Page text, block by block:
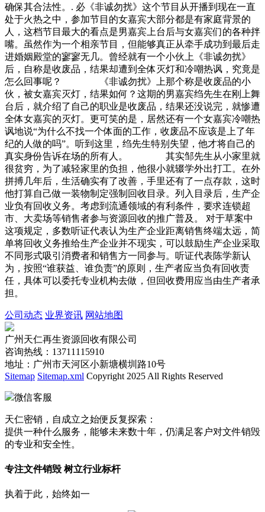
确保其合法性。. 必《非诚勿扰》这个节目从开播到现在一直
处于火热之中，参加节目的女嘉宾大部分都是有家庭背景的
人，这档节目最大的看点是男嘉宾上台后与女嘉宾们的各种拌
嘴。虽然作为一个相亲节目，但能够真正从牵手成功到最后走
进婚姻殿堂的寥寥无几。曾经就有一个小伙上《非诚勿扰》
后，自称是收废品，结果却遭到全体灭灯和冷嘲热讽，究竟是
怎么回事呢？ 《非诚勿扰》上那个称是收废品的小
伙，被女嘉宾灭灯，结果如何？这期的男嘉宾绉先生在刚上舞
台后，就介绍了自己的职业是收废品，结果还没说完，就惨遭
全体女嘉宾的灭灯。更可笑的是，居然还有一个女嘉宾冷嘲热
讽地说“为什么不找一个体面的工作，收废品不应该是上了年
纪的人做的吗”。听到这里，绉先生特别失望，他才将自己的
真实身份告诉在场的所有人。 其实邹先生从小家里就
很贫穷，为了减轻家里的负担，他很小就辍学外出打工。在外
拼搏几年后，生活确实有了改善，手里还有了一点存款，这时
他打算自己做一装物制定强制回收目录。列入目录后，生产企
业负有回收义务。考虑到流通领域的有利条件，要求连锁超
市、大卖场等销售者参与资源回收的推广普及。 对于草案中
这项规定，多数听证代表认为生产企业距离销售终端太远，简
单将回收义务推给生产企业并不现实，可以鼓励生产企业采取
不同形式吸引消费者和销售方一同参与。听证代表陈学新认
为，按照“谁获益、谁负责”的原则，生产者应当负有回收责
任，具体可以委托专业机构去做，但回收费用应当由生产者承
担。
公司动态 业界资讯 网站地图
广州天仁再生资源回收有限公司
咨询热线：13711115910
地址：广州市天河区小新塘横圳路10号
Sitemap Sitemap.xml Copyright 2025 All Rights Reserved
微信客服
天仁密销，自成立之始便反复探索：
提供一种什么服务，能够未来数十年，仍满足客户对文件销毁
的专业和安全性。
专注文件销毁 树立行业标杆
执着于此，始终如一